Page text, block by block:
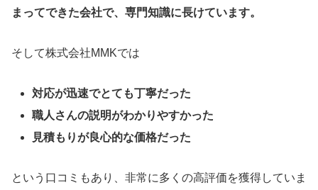
まってできた会社で、専門知識に長けています。
そして株式会社MMKでは
対応が迅速でとても丁寧だった
職人さんの説明がわかりやすかった
見積もりが良心的な価格だった
という口コミもあり、非常に多くの高評価を獲得していま